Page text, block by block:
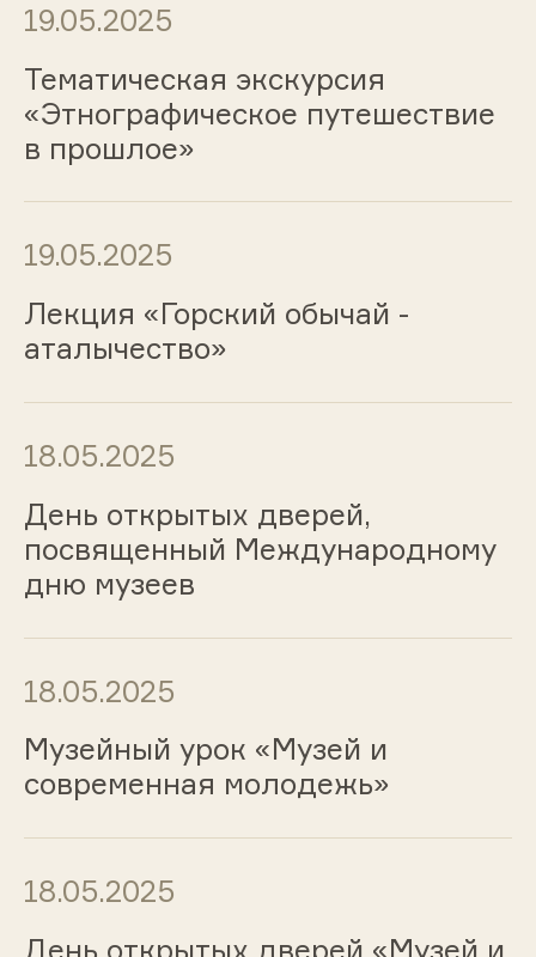
19.05.2025
Тематическая экскурсия
«Этнографическое путешествие
в прошлое»
19.05.2025
Лекция «Горский обычай -
аталычество»
18.05.2025
День открытых дверей,
посвященный Международному
дню музеев
18.05.2025
Музейный урок «Музей и
современная молодежь»
18.05.2025